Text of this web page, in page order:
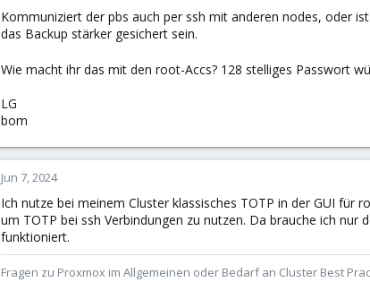
Kommuniziert der pbs auch per ssh mit anderen nodes, oder
das Backup stärker gesichert sein.
Wie macht ihr das mit den root-Accs? 128 stelliges Passwort
LG
bom
Jun 7, 2024
Ich nutze bei meinem Cluster klassisches TOTP in der GUI
um TOTP bei ssh Verbindungen zu nutzen. Da brauche ich
funktioniert.
Fragen zu Proxmox im Allgemeinen oder Bedarf an Cluster Best